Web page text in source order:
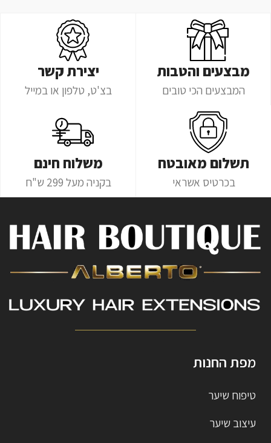
מבצעים והטבות
המבצעים הכי טובים
יצירת קשר
בצ'ט, טלפון או במייל
תשלום מאובטח
בכרטיס אשראי
משלוח חינם
בקניה מעל 299 ש"ח
מפת החנות
טיפוח שיער
עיצוב שיער